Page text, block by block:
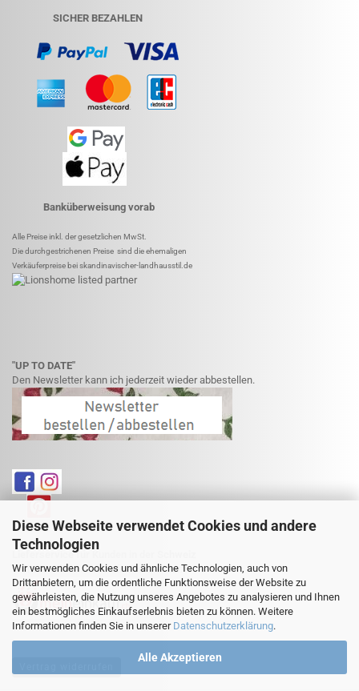
Diese Webseite verwendet Cookies und andere
Technologien
Wir verwenden Cookies und ähnliche Technologien, auch von
Drittanbietern, um die ordentliche Funktionsweise der Website zu
gewährleisten, die Nutzung unseres Angebotes zu analysieren und Ihnen
ein bestmögliches Einkaufserlebnis bieten zu können. Weitere
Informationen finden Sie in unserer Datenschutzerklärung.
Alle Akzeptieren
SICHER BEZAHLEN
Banküberweisung vorab
Alle Preise inkl. der gesetzlichen MwSt.
Die durchgestrichenen Preise sind die ehemaligen
Verkäuferpreise bei skandinavischer-landhausstil.de
"UP TO DATE"
Den Newsletter kann ich jederzeit wieder abbestellen.
Lieferservice für Kunden in der Schweiz
Weitere Informationen finden Sie hier: